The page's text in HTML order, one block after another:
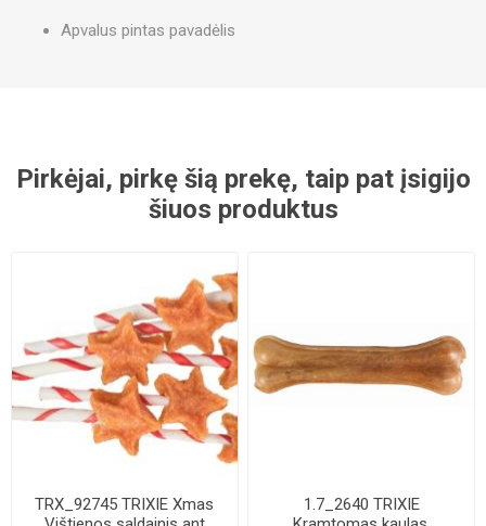
Apvalus pintas pavadėlis
Pirkėjai, pirkę šią prekę, taip pat įsigijo
šiuos produktus
TRX_92745 TRIXIE Xmas
1.7_2640 TRIXIE